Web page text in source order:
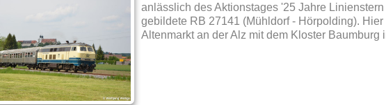
anlässlich des Aktionstages '25 Jahre
gebildete RB 27141 (Mühldorf - Hörpolding).
Altenmarkt an der Alz mit dem Kloster Baumburg